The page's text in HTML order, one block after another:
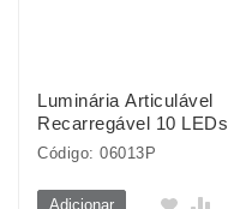
Luminária Articulável
Recarregável 10 LEDs
Código: 06013P
Adicionar